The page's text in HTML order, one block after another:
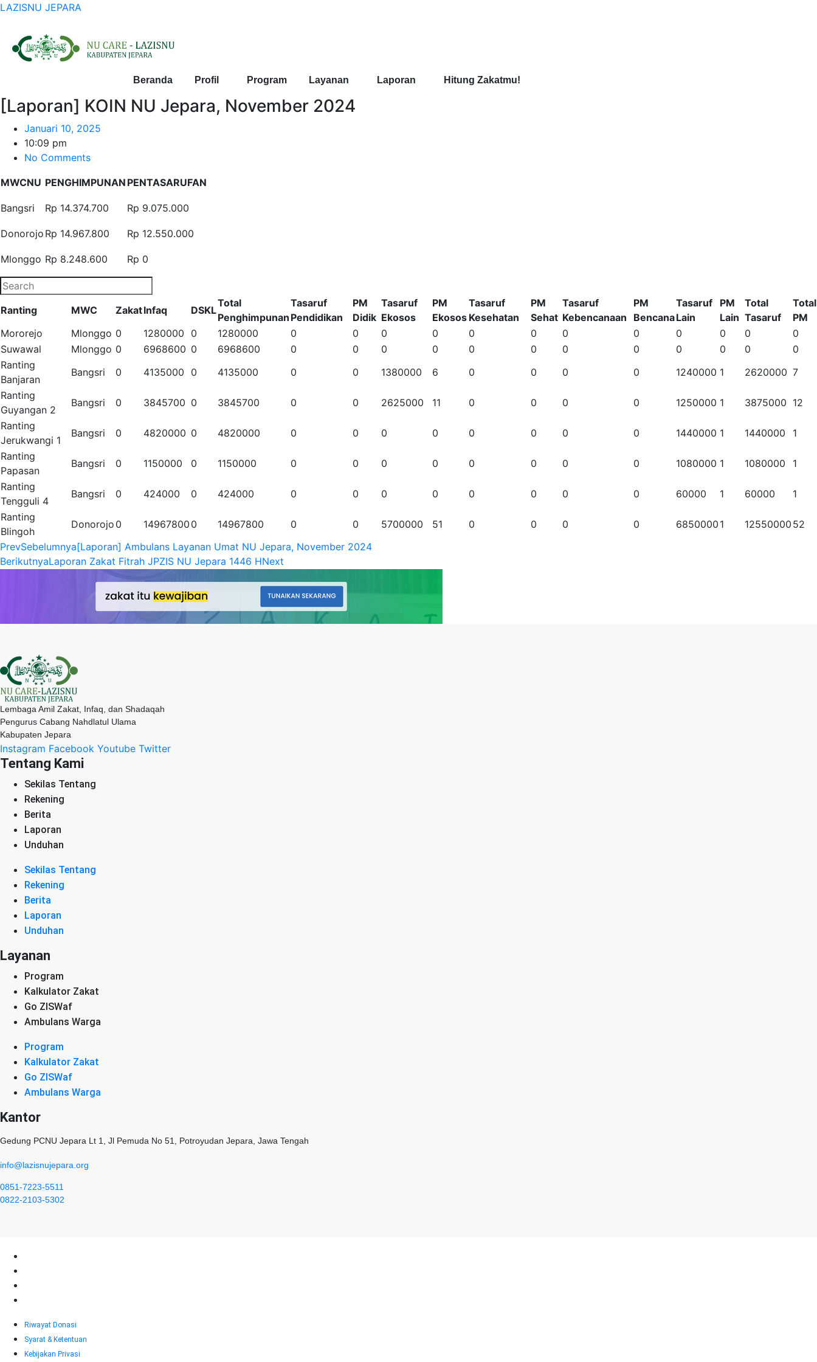
LAZISNU JEPARA
Beranda Profil Program Layanan Laporan Hitung Zakatmu!
[Laporan] KOIN NU Jepara, November 2024
Januari 10, 2025
10:09 pm
No Comments
MWCNU PENGHIMPUNAN PENTASARUFAN
Bangsri Rp 14.374.700 Rp 9.075.000
Donorojo Rp 14.967.800 Rp 12.550.000
Mlonggo Rp 8.248.600 Rp 0
Ranting MWC ZakatInfaq DSKL
Total
Penghimpunan
Tasaruf
Pendidikan
PM
Didik
Tasaruf
Ekosos
PM
Ekosos
Tasaruf
Kesehatan
PM
Sehat
Tasaruf
Kebencanaan
PM
Bencana
Tasaruf
Lain
PM
Lain
Total
Tasaruf
Total
PM
Mororejo
Mlonggo 0 1280000 0 1280000 0 0 0 0 0 0 0 0 0 0 0
0
Suwawal
Mlonggo 0 6968600 0 6968600 0 0 0 0 0 0 0 0 0 0 0
0
Ranting
Banjaran
Bangsri 0 4135000 0 4135000 0 0 1380000 6 0 0 0 0 1240000 1 2620000 7
Ranting
Guyangan 2
Bangsri 0 3845700 0 3845700 0 0 2625000 11 0 0 0 0 1250000 1 3875000 12
Ranting
Jerukwangi 1
Bangsri 0 4820000 0 4820000 0 0 0 0 0 0 0 0 1440000 1 1440000
1
Ranting
Papasan
Bangsri 0 1150000 0 1150000 0 0 0 0 0 0 0 0 1080000 1 1080000
1
Ranting
Tengguli 4
Bangsri 0 424000 0 424000 0 0 0 0 0 0 0 0 60000 1 60000
1
Ranting
Blingoh
Donorojo 0 14967800 0 14967800 0 0 5700000 51 0 0 0 0 6850000 1 12550000 52
PrevSebelumnya[Laporan] Ambulans Layanan Umat NU Jepara, November 2024
BerikutnyaLaporan Zakat Fitrah JPZIS NU Jepara 1446 HNext
Lembaga Amil Zakat, Infaq, dan Shadaqah
Pengurus Cabang Nahdlatul Ulama
Kabupaten Jepara
Instagram Facebook Youtube Twitter
Tentang Kami
Sekilas Tentang
Rekening
Berita
Laporan
Unduhan
Sekilas Tentang
Rekening
Berita
Laporan
Unduhan
Layanan
Program
Kalkulator Zakat
Go ZISWaf
Ambulans Warga
Program
Kalkulator Zakat
Go ZISWaf
Ambulans Warga
Kantor
Gedung PCNU Jepara Lt 1, Jl Pemuda No 51, Potroyudan Jepara, Jawa Tengah
info@lazisnujepara.org
0851-7223-5511
0822-2103-5302
Riwayat Donasi
Syarat & Ketentuan
Kebijakan Privasi